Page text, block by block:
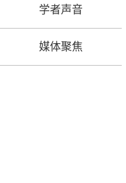
学者声音
媒体聚焦